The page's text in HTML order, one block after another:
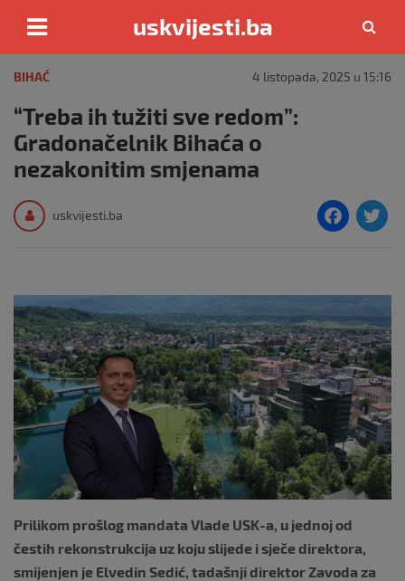
content
uskvijesti.ba
BIHAĆ 4 listopada, 2025 u 15:16
“Treba ih tužiti sve redom”:
Gradonačelnik Bihaća o
nezakonitim smjenama
uskvijesti.ba
F
e
b
o
o
k
Prilikom prošlog mandata Vlade USK-a, u jednoj od
čestih rekonstrukcija uz koju slijede i sječe direktora,
smijenjen je Elvedin Sedić, tadašnji direktor Zavoda za